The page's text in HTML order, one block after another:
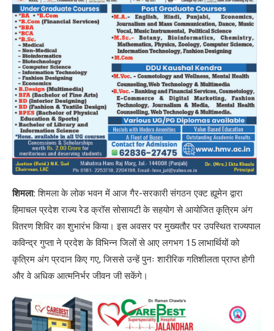
शिमला:शिमला के लोक भवन में आज गैर-सरकारी संगठन एक्ट ह्यूमेन द्वारा
हिमाचल प्रदेश राज्य रेड क्रॉस सोसायटी के सहयोग से आयोजित कृत्रिम अंग
वितरण शिविर का शुभारंभ किया। इस अवसर पर मुख्यतौर पर उपस्थित राज्यपाल
कविन्द्र गुप्ता ने प्रदेश के विभिन्न जिलों से आए लगभग 15 लाभार्थियों को
कृत्रिम अंग प्रदान किए गए, जिससे उन्हें पुनः शारीरिक गतिशीलता प्राप्त होगी
और वे अधिक आत्मनिर्भर जीवन जी सकेंगे।